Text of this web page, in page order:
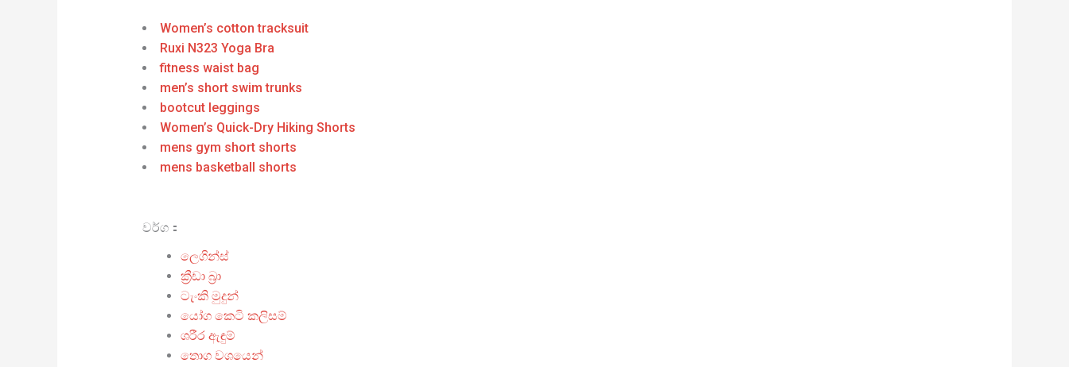
Women’s cotton tracksuit
Ruxi N323 Yoga Bra
fitness waist bag
men’s short swim trunks
bootcut leggings
Women’s Quick-Dry Hiking Shorts
mens gym short shorts
mens basketball shorts
වර්ග：
ලෙගින්ස්
ක්‍රීඩා බ්‍රා
ටැංකි මුදුන්
යෝග කෙටි කලිසම්
ශරීර ඇඳුම්
තොග වශයෙන්